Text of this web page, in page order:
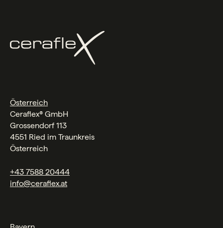
Österreich
Ceraflex® GmbH
Grossendorf 113
4551 Ried im Traunkreis
Österreich
+43 7588 20444
info@ceraflex.at